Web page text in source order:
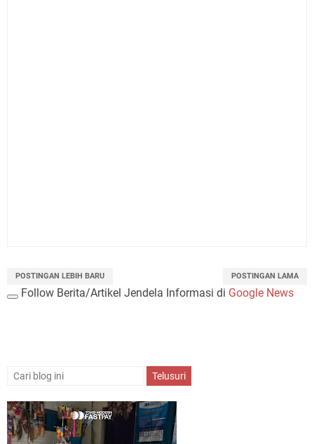
POSTINGAN LEBIH BARU POSTINGAN LAMA
Follow Berita/Artikel Jendela Informasi di Google News